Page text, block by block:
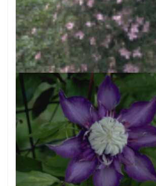
Clematis
Clematis montana 'New Dawn'